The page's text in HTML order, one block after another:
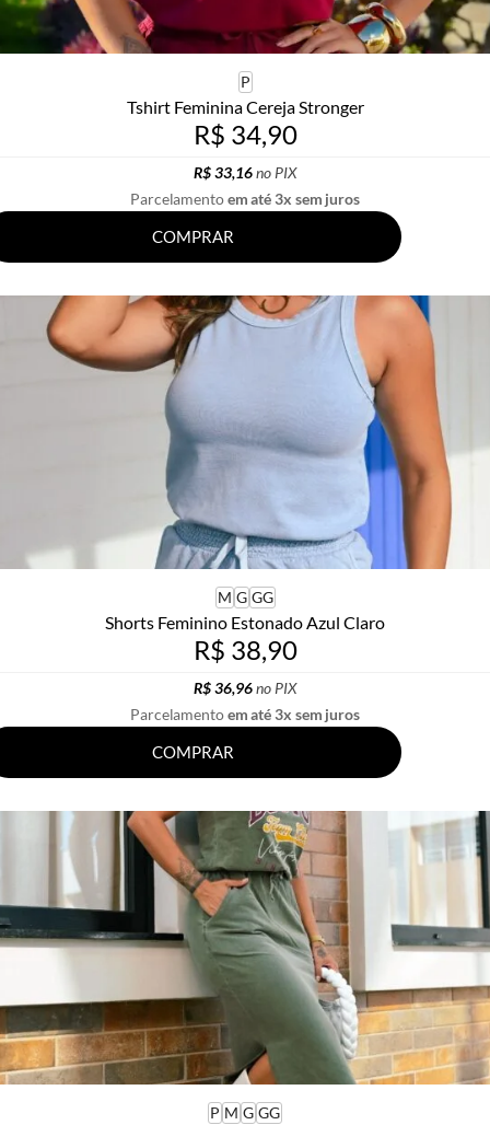
P
Tshirt Feminina Cereja Stronger
R$ 34,90
R$ 33,16no PIX
Parcelamentoem até 3x sem juros
COMPRAR
M G GG
Shorts Feminino Estonado Azul Claro
R$ 38,90
R$ 36,96no PIX
Parcelamentoem até 3x sem juros
COMPRAR
P M G GG